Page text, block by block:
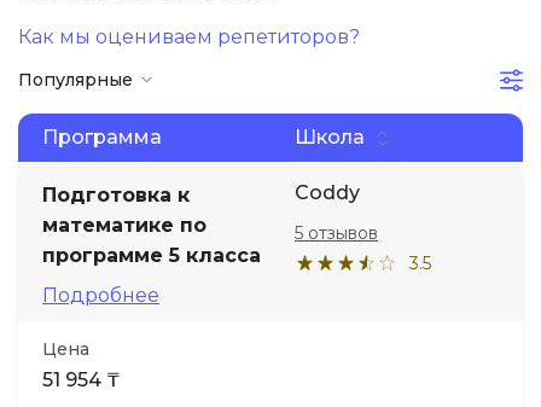
Как мы оцениваем репетиторов?
Популярные
Программа Школа
Подготовка к
математике по
программе 5 класса
Подробнее
Coddy
3.5
5 отзывов
Цена
51 954 ₸
Дизайн
Менеджмент
Иностранные языки
Soft Skills
ДПО